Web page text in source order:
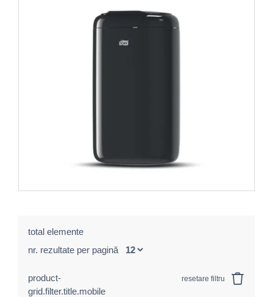
total elemente
nr. rezultate per pagină
product-
grid.filter.title.mobile
resetare filtru